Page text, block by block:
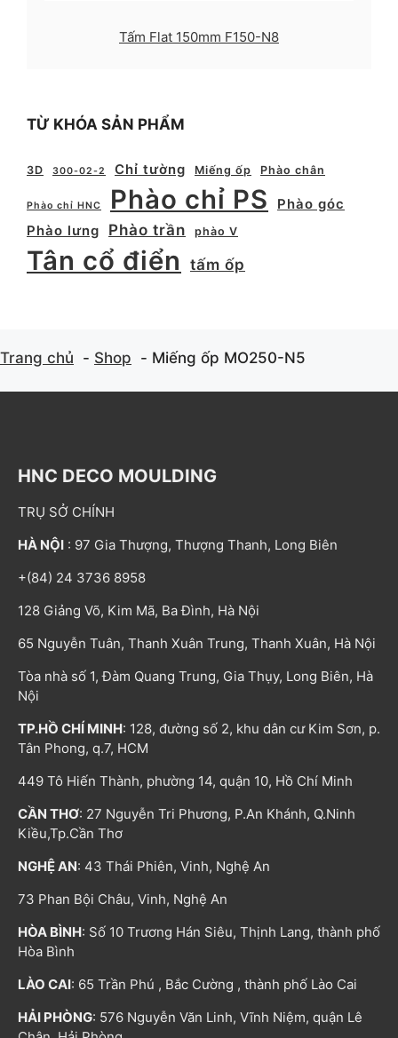
Tấm Flat 150mm F150-N8
TỪ KHÓA SẢN PHẨM
3D 300-02-2 Chỉ tường Miếng ốp Phào chân
Phào chỉ HNC Phào chỉ PS
Phào góc
Phào lưng
Phào trần phào V
Tân cổ điển tấm ốp
Trang chủ Shop Miếng ốp MO250-N5
HNC DECO MOULDING
TRỤ SỞ CHÍNH
HÀ NỘI : 97 Gia Thượng, Thượng Thanh, Long Biên
+(84) 24 3736 8958
128 Giảng Võ, Kim Mã, Ba Đình, Hà Nội
65 Nguyễn Tuân, Thanh Xuân Trung, Thanh Xuân, Hà Nội
Tòa nhà số 1, Đàm Quang Trung, Gia Thụy, Long Biên, Hà
Nội
TP.HỒ CHÍ MINH: 128, đường số 2, khu dân cư Kim Sơn, p.
Tân Phong, q.7, HCM
449 Tô Hiến Thành, phường 14, quận 10, Hồ Chí Minh
CẦN THƠ: 27 Nguyễn Tri Phương, P.An Khánh, Q.Ninh
Kiều,Tp.Cần Thơ
NGHỆ AN: 43 Thái Phiên, Vinh, Nghệ An
73 Phan Bội Châu, Vinh, Nghệ An
HÒA BÌNH: Số 10 Trương Hán Siêu, Thịnh Lang, thành phố
Hòa Bình
LÀO CAI: 65 Trần Phú , Bắc Cường , thành phố Lào Cai
HẢI PHÒNG: 576 Nguyễn Văn Linh, Vĩnh Niệm, quận Lê